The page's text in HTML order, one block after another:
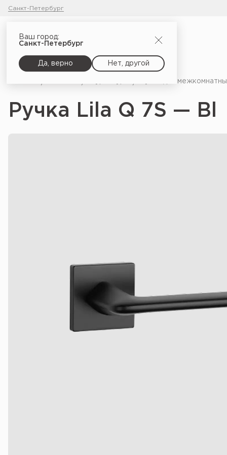
Санкт-Петербург
Ваш город:
Санкт-Петербург
Да, верно Нет, другой
Ручки для
Ручка Lila Q 7S — Bl